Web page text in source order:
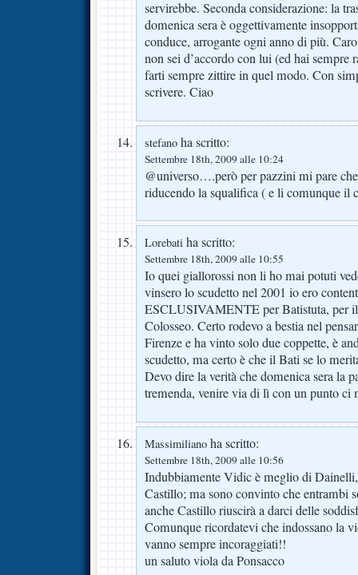
servirebbe. Seconda considerazione: la
domenica sera è oggettivamente
conduce, arrogante ogni anno di più.
non sei d’accordo con lui (ed hai sempre
farti sempre zittire in quel modo. Con
scrivere. Ciao
stefano ha scritto:
Settembre 18th, 2009 alle 10:24
@universo….però per pazzini mi pare
riducendo la squalifica ( e li comunque il
Lorebati ha scritto:
Settembre 18th, 2009 alle 10:55
Io quei giallorossi non li ho mai potuti
vinsero lo scudetto nel 2001 io ero
ESCLUSIVAMENTE per Batistuta, per
Colosseo. Certo rodevo a bestia nel
Firenze e ha vinto solo due coppette, è
scudetto, ma certo è che il Bati se lo
Devo dire la verità che domenica sera la
tremenda, venire via di lì con un punto ci
Massimiliano ha scritto:
Settembre 18th, 2009 alle 10:56
Indubbiamente Vidic è meglio di
Castillo; ma sono convinto che entrambi
anche Castillo riuscirà a darci delle
Comunque ricordatevi che indossano la
vanno sempre incoraggiati!!
un saluto viola da Ponsacco